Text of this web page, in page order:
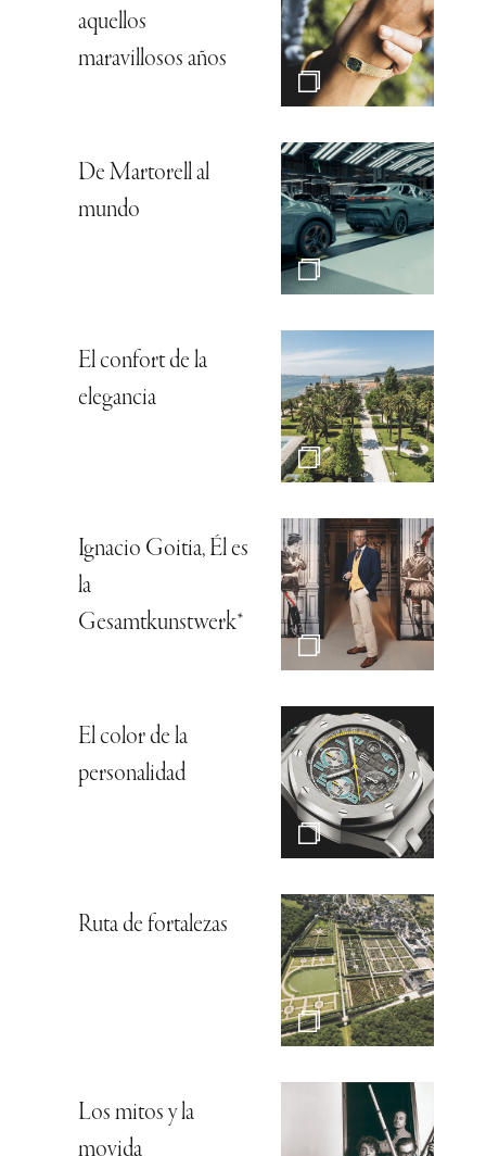
aquellos
maravillosos años
De Martorell al
mundo
El confort de la
elegancia
Ignacio Goitia, Él es
la
Gesamtkunstwerk*
El color de la
personalidad
Ruta de fortalezas
Los mitos y la
movida